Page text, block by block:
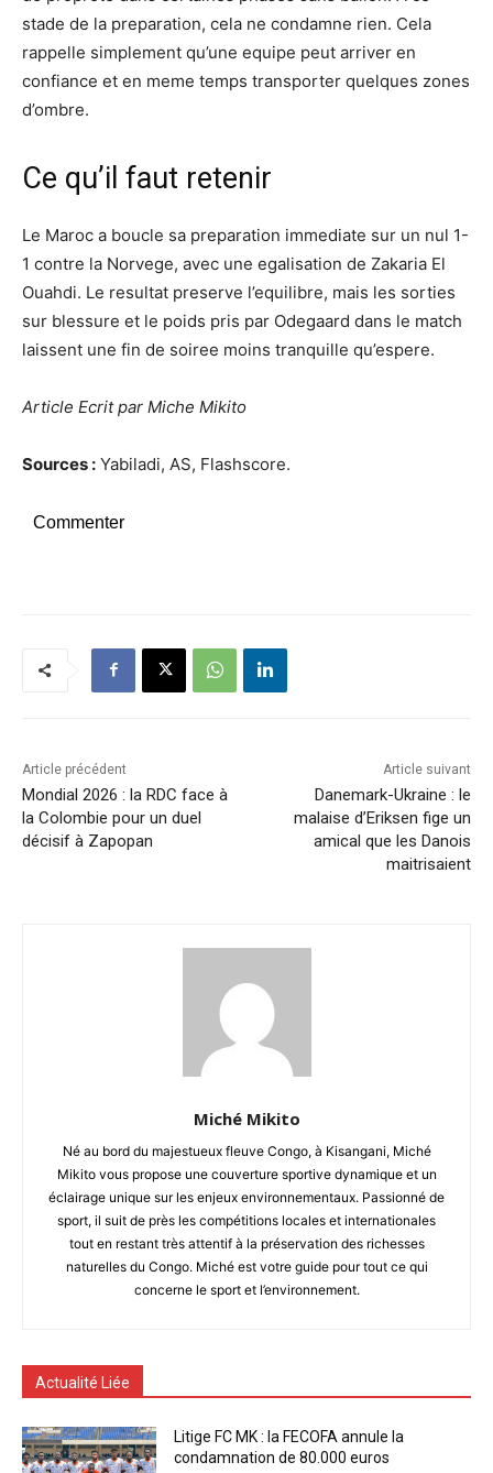
stade de la preparation, cela ne condamne rien. Cela
rappelle simplement qu’une equipe peut arriver en
confiance et en meme temps transporter quelques zones
d’ombre.
Ce qu’il faut retenir
Le Maroc a boucle sa preparation immediate sur un nul 1-
1 contre la Norvege, avec une egalisation de Zakaria El
Ouahdi. Le resultat preserve l’equilibre, mais les sorties
sur blessure et le poids pris par Odegaard dans le match
laissent une fin de soiree moins tranquille qu’espere.
Article Ecrit par Miche Mikito
Sources : Yabiladi, AS, Flashscore.
Commenter
Article précédent
Mondial 2026 : la RDC face à
la Colombie pour un duel
décisif à Zapopan
Article suivant
Danemark-Ukraine : le
malaise d’Eriksen fige un
amical que les Danois
maitrisaient
Miché Mikito
Né au bord du majestueux fleuve Congo, à Kisangani, Miché
Mikito vous propose une couverture sportive dynamique et un
éclairage unique sur les enjeux environnementaux. Passionné de
sport, il suit de près les compétitions locales et internationales
tout en restant très attentif à la préservation des richesses
naturelles du Congo. Miché est votre guide pour tout ce qui
concerne le sport et l’environnement.
Actualité Liée
Litige FC MK : la FECOFA annule la
condamnation de 80.000 euros